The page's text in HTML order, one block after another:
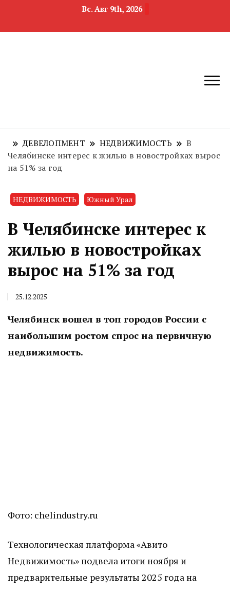
Вс. Авг 9th, 2026
область
недвижимости
ДЕВЕЛОПМЕНТ НЕДВИЖИМОСТЬ
В
Челябинске интерес к жилью в новостройках вырос
на 51% за год
НЕДВИЖИМОСТЬ Южный Урал
В Челябинске интерес к
жилью в новостройках
вырос на 51% за год
25.12.2025
Челябинск вошел в топ городов России с
наибольшим ростом спрос на первичную
недвижимость.
Фото: chelindustry.ru
Технологическая платформа «Авито
Недвижимость» подвела итоги ноября и
предварительные результаты 2025 года на